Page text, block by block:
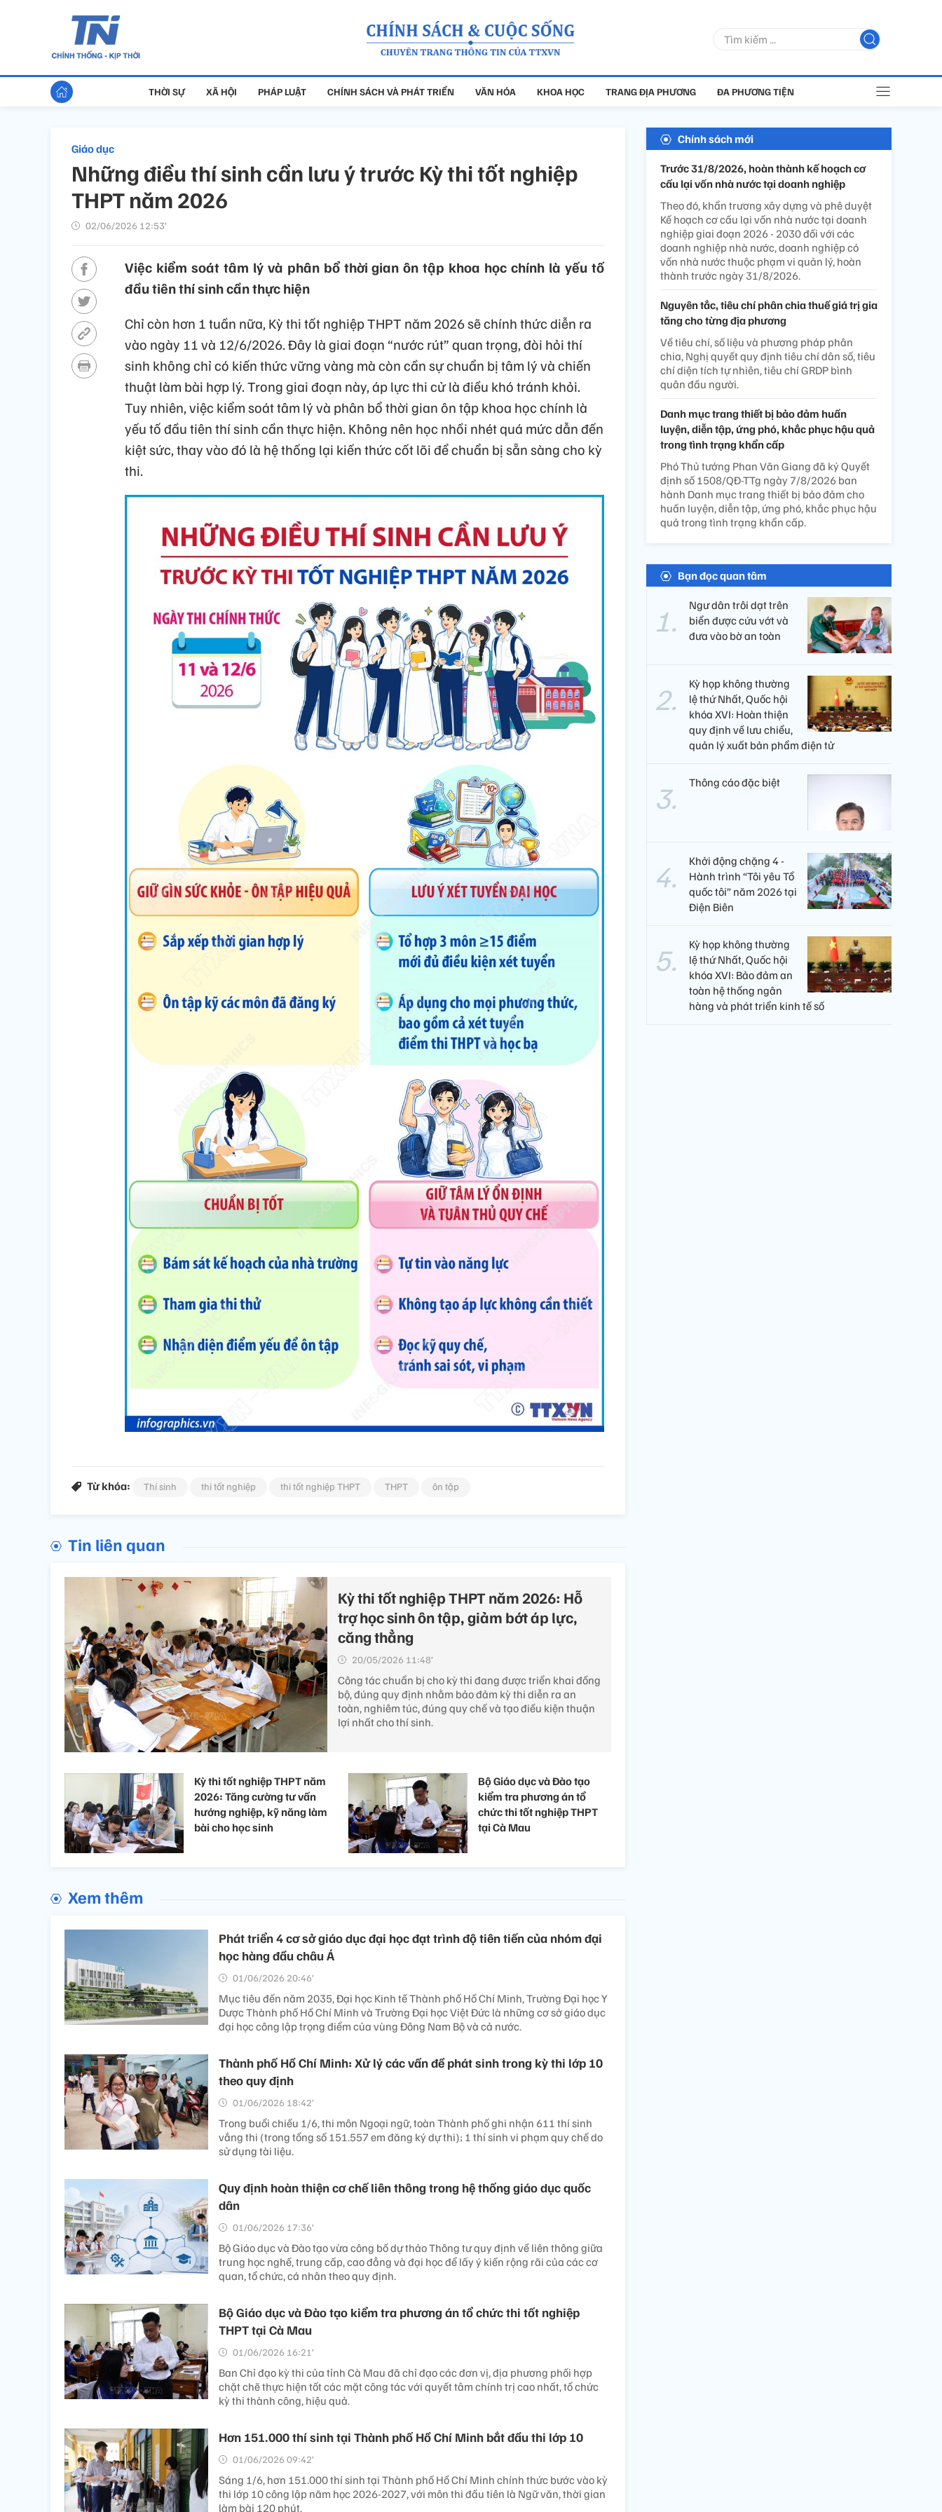
THỜI SỰ XÃ HỘI PHÁP LUẬT CHÍNH SÁCH VÀ PHÁT TRIỂN VĂN HÓA KHOA HỌC TRANG ĐỊA PHƯƠNG ĐA PHƯƠNG TIỆN
Giáo dục
Những điều thí sinh cần lưu ý trước Kỳ thi tốt nghiệp
THPT năm 2026
02/06/2026 12:53’
Việc kiểm soát tâm lý và phân bổ thời gian ôn tập khoa học chính là yếu tố
đầu tiên thí sinh cần thực hiện
Chỉ còn hơn 1 tuần nữa, Kỳ thi tốt nghiệp THPT năm 2026 sẽ chính thức diễn ra
vào ngày 11 và 12/6/2026. Đây là giai đoạn “nước rút” quan trọng, đòi hỏi thí
sinh không chỉ có kiến thức vững vàng mà còn cần sự chuẩn bị tâm lý và chiến
thuật làm bài hợp lý. Trong giai đoạn này, áp lực thi cử là điều khó tránh khỏi.
Tuy nhiên, việc kiểm soát tâm lý và phân bổ thời gian ôn tập khoa học chính là
yếu tố đầu tiên thí sinh cần thực hiện. Không nên học nhồi nhét quá mức dẫn đến
kiệt sức, thay vào đó là hệ thống lại kiến thức cốt lõi để chuẩn bị sẵn sàng cho kỳ
thi.
Từ khóa: Thí sinh thi tốt nghiệp thi tốt nghiệp THPT THPT ôn tập
Tin liên quan
Kỳ thi tốt nghiệp THPT năm 2026: Hỗ
trợ học sinh ôn tập, giảm bớt áp lực,
căng thẳng
20/05/2026 11:48’
Công tác chuẩn bị cho kỳ thi đang được triển khai đồng
bộ, đúng quy định nhằm bảo đảm kỳ thi diễn ra an
toàn, nghiêm túc, đúng quy chế và tạo điều kiện thuận
lợi nhất cho thí sinh.
Kỳ thi tốt nghiệp THPT năm
2026: Tăng cường tư vấn
hướng nghiệp, kỹ năng làm
bài cho học sinh
Bộ Giáo dục và Đào tạo
kiểm tra phương án tổ
chức thi tốt nghiệp THPT
tại Cà Mau
Xem thêm
Phát triển 4 cơ sở giáo dục đại học đạt trình độ tiên tiến của nhóm đại
học hàng đầu châu Á
01/06/2026 20:46’
Mục tiêu đến năm 2035, Đại học Kinh tế Thành phố Hồ Chí Minh, Trường Đại học Y
Dược Thành phố Hồ Chí Minh và Trường Đại học Việt Đức là những cơ sở giáo dục
đại học công lập trọng điểm của vùng Đông Nam Bộ và cả nước.
Thành phố Hồ Chí Minh: Xử lý các vấn đề phát sinh trong kỳ thi lớp 10
theo quy định
01/06/2026 18:42’
Trong buổi chiều 1/6, thi môn Ngoại ngữ, toàn Thành phố ghi nhận 611 thí sinh
vắng thi (trong tổng số 151.557 em đăng ký dự thi); 1 thí sinh vi phạm quy chế do
sử dụng tài liệu.
Quy định hoàn thiện cơ chế liên thông trong hệ thống giáo dục quốc
dân
01/06/2026 17:36’
Bộ Giáo dục và Đào tạo vừa công bố dự thảo Thông tư quy định về liên thông giữa
trung học nghề, trung cấp, cao đẳng và đại học để lấy ý kiến rộng rãi của các cơ
quan, tổ chức, cá nhân theo quy định.
Bộ Giáo dục và Đào tạo kiểm tra phương án tổ chức thi tốt nghiệp
THPT tại Cà Mau
01/06/2026 16:21’
Ban Chỉ đạo kỳ thi của tỉnh Cà Mau đã chỉ đạo các đơn vị, địa phương phối hợp
chặt chẽ thực hiện tốt các mặt công tác với quyết tâm chính trị cao nhất, tổ chức
kỳ thi thành công, hiệu quả.
Hơn 151.000 thí sinh tại Thành phố Hồ Chí Minh bắt đầu thi lớp 10
01/06/2026 09:42’
Sáng 1/6, hơn 151.000 thí sinh tại Thành phố Hồ Chí Minh chính thức bước vào kỳ
thi lớp 10 công lập năm học 2026-2027, với môn thi đầu tiên là Ngữ văn, thời gian
làm bài 120 phút.
Chính sách mới
Trước 31/8/2026, hoàn thành kế hoạch cơ
cấu lại vốn nhà nước tại doanh nghiệp
Theo đó, khẩn trương xây dựng và phê duyệt
Kế hoạch cơ cấu lại vốn nhà nước tại doanh
nghiệp giai đoạn 2026 - 2030 đối với các
doanh nghiệp nhà nước, doanh nghiệp có
vốn nhà nước thuộc phạm vi quản lý, hoàn
thành trước ngày 31/8/2026.
Nguyên tắc, tiêu chí phân chia thuế giá trị gia
tăng cho từng địa phương
Về tiêu chí, số liệu và phương pháp phân
chia, Nghị quyết quy định tiêu chí dân số, tiêu
chí diện tích tự nhiên, tiêu chí GRDP bình
quân đầu người.
Danh mục trang thiết bị bảo đảm huấn
luyện, diễn tập, ứng phó, khắc phục hậu quả
trong tình trạng khẩn cấp
Phó Thủ tướng Phan Văn Giang đã ký Quyết
định số 1508/QĐ-TTg ngày 7/8/2026 ban
hành Danh mục trang thiết bị bảo đảm cho
huấn luyện, diễn tập, ứng phó, khắc phục hậu
quả trong tình trạng khẩn cấp.
Bạn đọc quan tâm
Ngư dân trôi dạt trên
biển được cứu vớt và
đưa vào bờ an toàn
Kỳ họp không thường
lệ thứ Nhất, Quốc hội
khóa XVI: Hoàn thiện
quy định về lưu chiểu,
quản lý xuất bản phẩm điện tử
Thông cáo đặc biệt
Khởi động chặng 4 -
Hành trình “Tôi yêu Tổ
quốc tôi” năm 2026 tại
Điện Biên
Kỳ họp không thường
lệ thứ Nhất, Quốc hội
khóa XVI: Bảo đảm an
toàn hệ thống ngân
hàng và phát triển kinh tế số